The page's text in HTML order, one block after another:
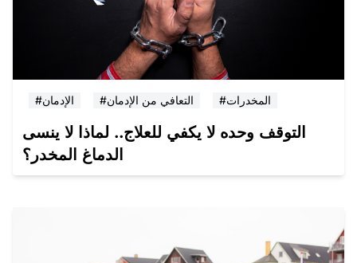
#الإدمان #التعافي من الإدمان #المخدرات
التوقف وحده لا يكفي للعلاج.. لماذا لا ينسى
الدماغ المخدر؟